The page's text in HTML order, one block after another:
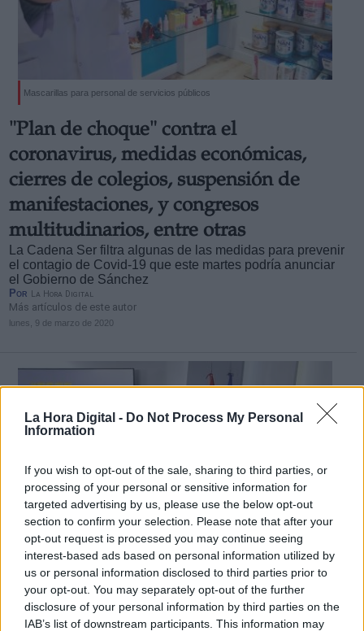
La Hora Digital - Do Not Process My Personal
Information
If you wish to opt-out of the sale, sharing to third parties, or
processing of your personal or sensitive information for
targeted advertising by us, please use the below opt-out
section to confirm your selection. Please note that after your
opt-out request is processed you may continue seeing
interest-based ads based on personal information utilized by
us or personal information disclosed to third parties prior to
your opt-out. You may separately opt-out of the further
disclosure of your personal information by third parties on the
IAB’s list of downstream participants. This information may
Mascarillas para personal de servicios públicos
"Plan de choque" contra el
coronavirus, medidas económicas,
cierres de colegios, suspensión de
manifestaciones, y congresos
multitudinarios, entre otras
La Cadena Ser filtra algunas de las medidas para prevenir
el contagio de Covid-19 que este martes podría anunciar
el Gobierno de Sánchez
Por La Hora Digital
Más artículos de este autor
lunes, 9 de marzo de 2020
La Comunidad de Madrid, Barcelona y
zonas de Castilla y León continúan en
link
Información adicional
link